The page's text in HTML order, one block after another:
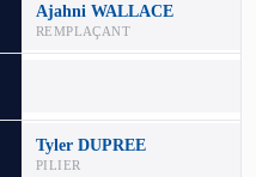
Ajahni WALLACE
REMPLAÇANT
Tyler DUPREE
PILIER